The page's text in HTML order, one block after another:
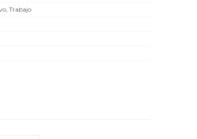
Trabajo